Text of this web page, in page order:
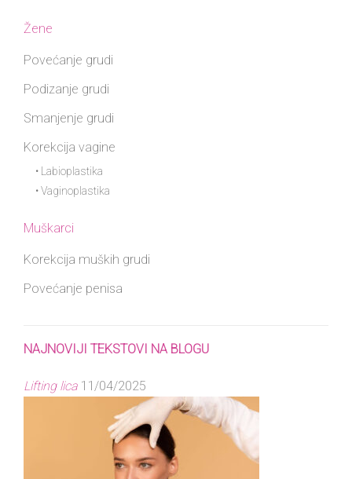
Žene
Povećanje grudi
Podizanje grudi
Smanjenje grudi
Korekcija vagine
• Labioplastika
• Vaginoplastika
Muškarci
Korekcija muških grudi
Povećanje penisa
NAJNOVIJI TEKSTOVI NA BLOGU
Lifting lica11/04/2025